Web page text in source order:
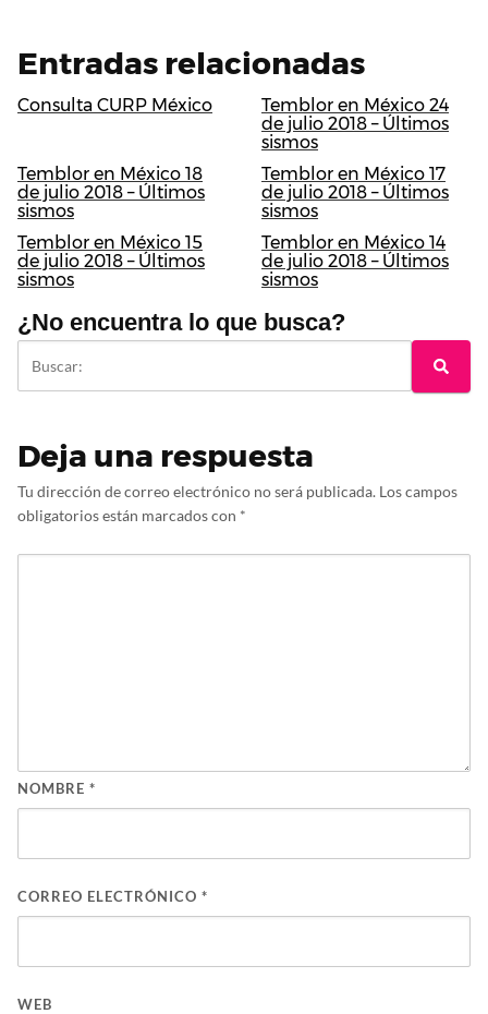
Entradas relacionadas
Consulta CURP México
Temblor en México 24
de julio 2018 – Últimos
sismos
Temblor en México 18
de julio 2018 – Últimos
sismos
Temblor en México 17
de julio 2018 – Últimos
sismos
Temblor en México 15
de julio 2018 – Últimos
sismos
Temblor en México 14
de julio 2018 – Últimos
sismos
¿No encuentra lo que busca?
Deja una respuesta
Tu dirección de correo electrónico no será publicada. Los campos
obligatorios están marcados con *
NOMBRE *
CORREO ELECTRÓNICO *
WEB